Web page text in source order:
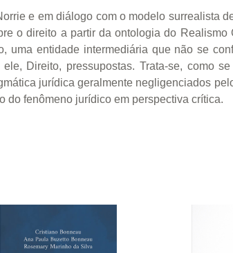
e em diálogo com o modelo surrealista
o direito a partir da ontologia do
uma entidade intermediária que não se
Direito, pressupostas. Trata-se, como
jurídica geralmente negligenciados
do fenômeno jurídico em perspectiva crítica.